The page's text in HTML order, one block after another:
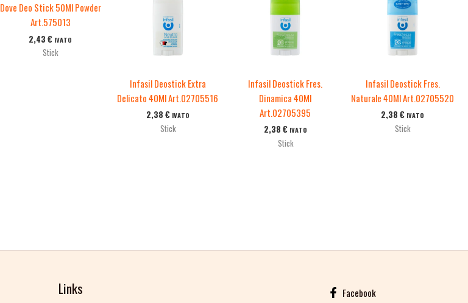
Dove Deo Stick 50Ml Powder
Art.575013
2,43€ IVATO
Stick
Infasil Deostick Extra
Delicato 40Ml Art.02705516
2,38 € IVATO
Stick
Infasil Deostick Fres.
Dinamica 40Ml
Art.02705395
2,38 € IVATO
Stick
Infasil Deostick Fres.
Naturale 40Ml Art.02705520
2,38€ IVATO
Stick
Links
Facebook